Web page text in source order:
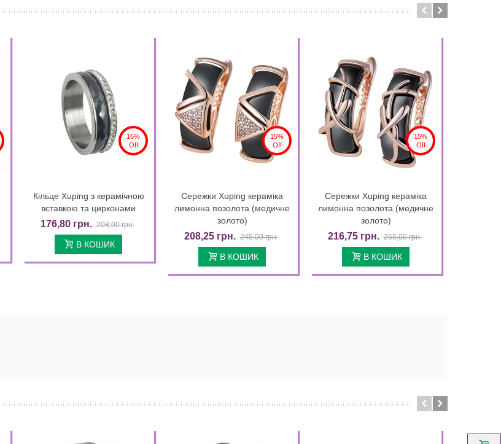
15%
Off
Quick view
Кільце Xuping з керамічною
вставкою та цирконами
176,80 грн. 208,00 грн.
В КОШИК
15%
Off
Quick view
Сережки Xuping кераміка
лимонна позолота (медичне
золото)
208,25 грн. 245,00 грн.
В КОШИК
15%
Off
Quick view
Сережки Xuping кераміка
лимонна позолота (медичне
золото)
216,75 грн. 255,00 грн.
В КОШИК